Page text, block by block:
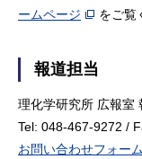
ームページ
をご覧
報道担当
理化学研究所 広報室
Tel: 048-467-9272 /
お問い合わせフォーム